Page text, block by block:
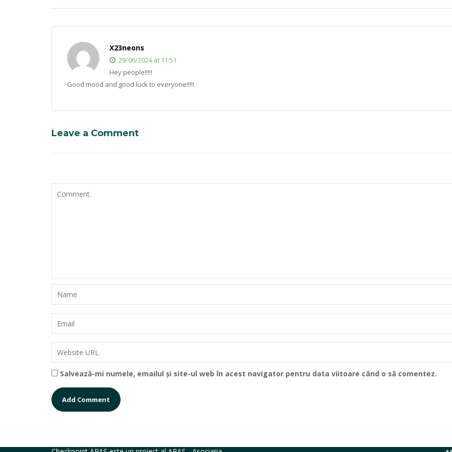
X23neons
29/06/2024 at 11:51
Hey people!!!!!
Good mood and good luck to everyone!!!!!
Leave a Comment
Salvează-mi numele, emailul și site-ul web în acest navigator pentru data viitoare când o să comentez.